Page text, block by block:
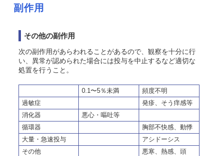
副作用
その他の副作用
次の副作用があらわれることがあるので、観察を十分に行
い、異常が認められた場合には投与を中止するなど適切な
処置を行うこと。
0.1〜5％未満
頻度不明
過敏症
発疹、そう痒感等
消化器
悪心・嘔吐等
循環器
胸部不快感、動悸
大量・急速投与
アシドーシス
その他
悪寒、熱感、頭